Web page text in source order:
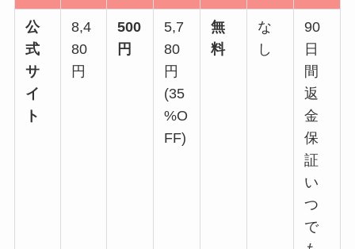
公
式
サ
イ
ト
8,4
80
円
500
円
5,7
80
円
(35
%O
FF)
無
料
な
し
90
日
間
返
金
保
証
い
つ
で